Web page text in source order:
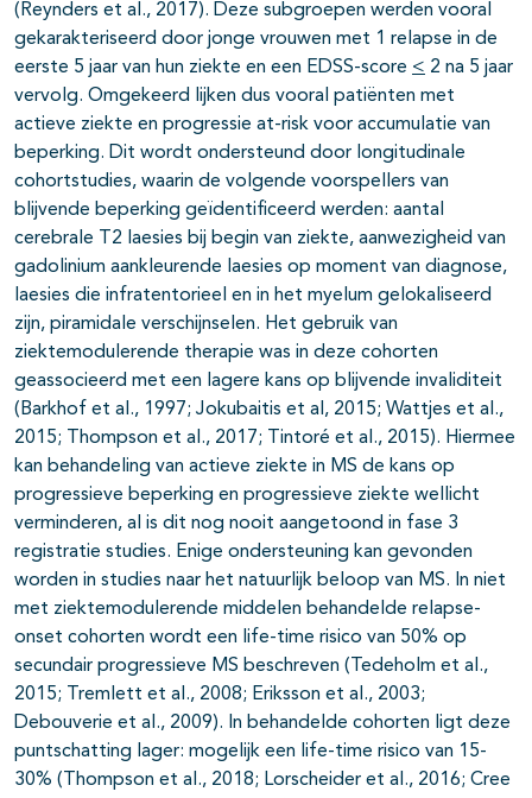
(Reynders et al., 2017). Deze subgroepen werden vooral
gekarakteriseerd door jonge vrouwen met 1 relapse in de
eerste 5 jaar van hun ziekte en een EDSS-score < 2 na 5 jaar
vervolg. Omgekeerd lijken dus vooral patiënten met
actieve ziekte en progressie at-risk voor accumulatie van
beperking. Dit wordt ondersteund door longitudinale
cohortstudies, waarin de volgende voorspellers van
blijvende beperking geïdentificeerd werden: aantal
cerebrale T2 laesies bij begin van ziekte, aanwezigheid van
gadolinium aankleurende laesies op moment van diagnose,
laesies die infratentorieel en in het myelum gelokaliseerd
zijn, piramidale verschijnselen. Het gebruik van
ziektemodulerende therapie was in deze cohorten
geassocieerd met een lagere kans op blijvende invaliditeit
( Barkhof et al., 1997; Jokubaitis et al, 2015; Wattjes et al.,
2015; Thompson et al., 2017; Tintoré et al., 2015). Hiermee
kan behandeling van actieve ziekte in MS de kans op
progressieve beperking en progressieve ziekte wellicht
verminderen, al is dit nog nooit aangetoond in fase 3
registratie studies. Enige ondersteuning kan gevonden
worden in studies naar het natuurlijk beloop van MS. In niet
met ziektemodulerende middelen behandelde relapse-
onset cohorten wordt een life-time risico van 50% op
secundair progressieve MS beschreven (Tedeholm et al.,
2015; Tremlett et al., 2008; Eriksson et al., 2003;
Debouverie et al., 2009). In behandelde cohorten ligt deze
puntschatting lager: mogelijk een life-time risico van 15-
30% (Thompson et al., 2018; Lorscheider et al., 2016; Cree